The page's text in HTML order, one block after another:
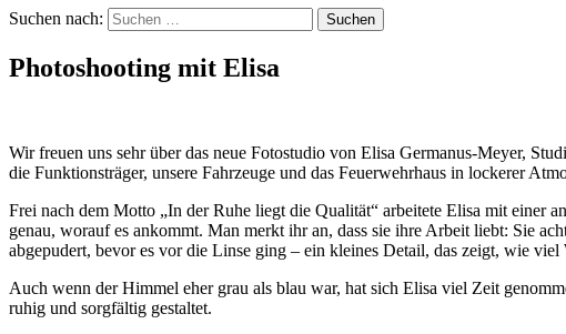
Suchen nach:
Photoshooting mit Elisa
Wir freuen uns sehr über das neue Fotostudio von Elisa Germanus-Meyer,
die Funktionsträger, unsere Fahrzeuge und das Feuerwehrhaus in lockerer
Frei nach dem Motto „In der Ruhe liegt die Qualität“ arbeitete Elisa mit einer
genau, worauf es ankommt. Man merkt ihr an, dass sie ihre Arbeit liebt: Sie
abgepudert, bevor es vor die Linse ging – ein kleines Detail, das zeigt, wie
Auch wenn der Himmel eher grau als blau war, hat sich Elisa viel Zeit
ruhig und sorgfältig gestaltet.